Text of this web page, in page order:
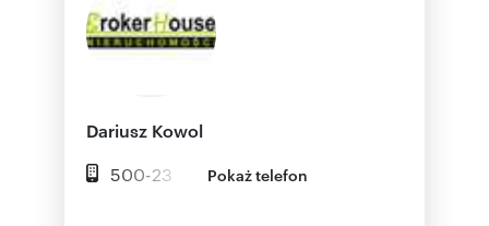
Dariusz Kowol
500-23 Pokaż telefon